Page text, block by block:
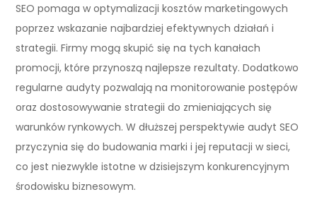
SEO pomaga w optymalizacji kosztów marketingowych
poprzez wskazanie najbardziej efektywnych działań i
strategii. Firmy mogą skupić się na tych kanałach
promocji, które przynoszą najlepsze rezultaty. Dodatkowo
regularne audyty pozwalają na monitorowanie postępów
oraz dostosowywanie strategii do zmieniających się
warunków rynkowych. W dłuższej perspektywie audyt SEO
przyczynia się do budowania marki i jej reputacji w sieci,
co jest niezwykle istotne w dzisiejszym konkurencyjnym
środowisku biznesowym.